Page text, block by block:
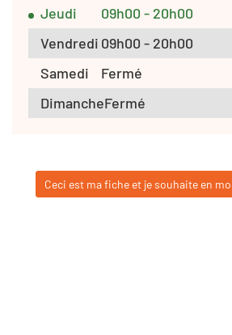
Jeudi
09h00 - 20h00
Vendredi 09h00 - 20h00
Samedi
Fermé
DimancheFermé
Ceci est ma fiche et je souhaite en